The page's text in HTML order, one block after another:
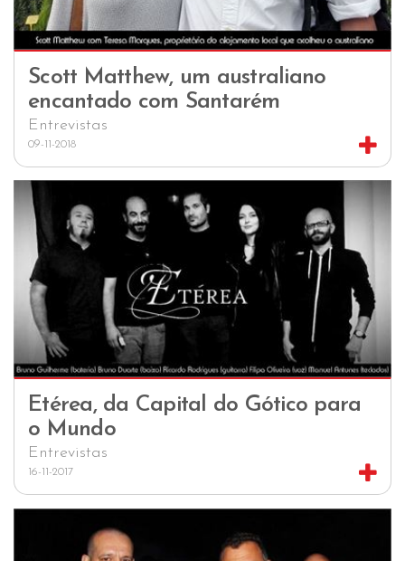
Scott Matthew, um australiano
encantado com Santarém
Entrevistas
09-11-2018
Etérea, da Capital do Gótico para
o Mundo
Entrevistas
16-11-2017